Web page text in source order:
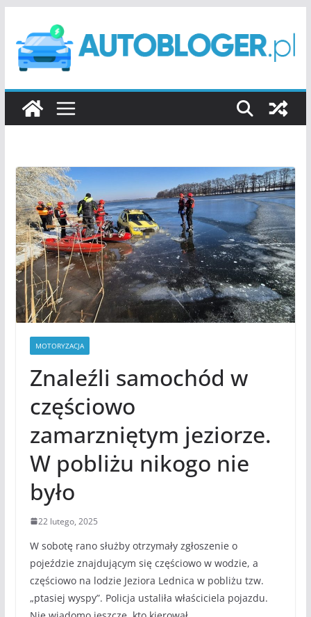
treści
MOTORYZACJA
Znaleźli samochód w
częściowo
zamarzniętym jeziorze.
W pobliżu nikogo nie
było
22 lutego, 2025
W sobotę rano służby otrzymały zgłoszenie o
pojeździe znajdującym się częściowo w wodzie, a
częściowo na lodzie Jeziora Lednica w pobliżu tzw.
„ptasiej wyspy”. Policja ustaliła właściciela pojazdu.